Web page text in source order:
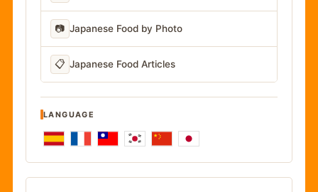
📷 Japanese Food by Photo
📋 Japanese Food Articles
LANGUAGE